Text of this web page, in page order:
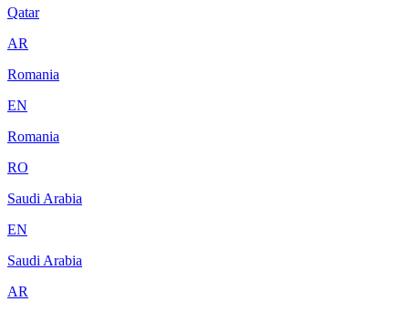
Qatar
AR
Romania
EN
Romania
RO
Saudi Arabia
EN
Saudi Arabia
AR